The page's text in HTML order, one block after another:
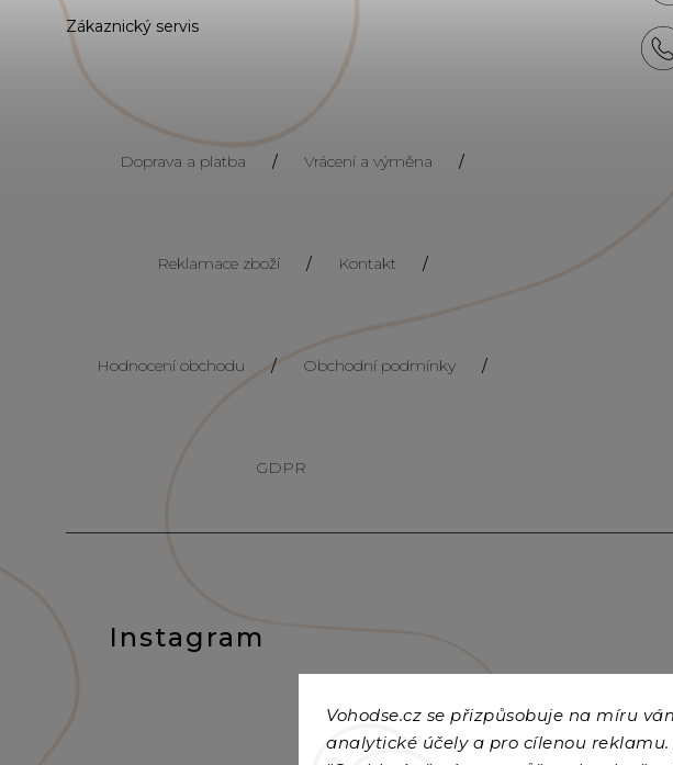
Vohodse.cz se přizpůsobuje na míru
analytické účely a pro cílenou
Instagram
Zákaznický servis
Doprava a platba / Vrácení a výměna /
Reklamace zboží / Kontakt /
Hodnocení obchodu / Obchodní podmínky /
GDPR